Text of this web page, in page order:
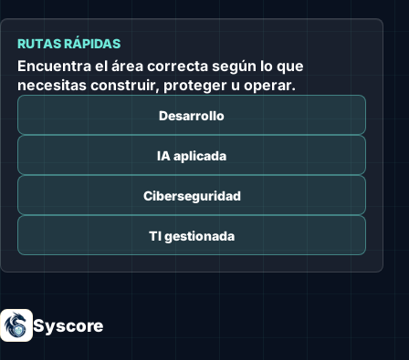
RUTAS RÁPIDAS
Encuentra el área correcta según lo que
necesitas construir, proteger u operar.
Desarrollo
IA aplicada
Ciberseguridad
TI gestionada
Syscore